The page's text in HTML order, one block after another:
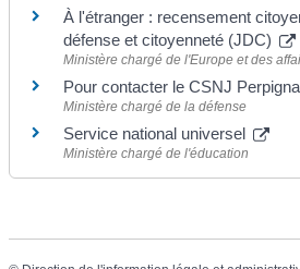
À l'étranger : recensement
défense et citoyenneté (JDC)
Ministère chargé de l'Europe et des
Pour contacter le CSNJ
Ministère chargé de la défense
Service national universel
Ministère chargé de l'éducation